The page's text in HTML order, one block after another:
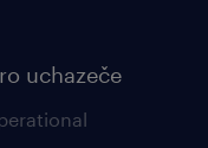
uchazeče